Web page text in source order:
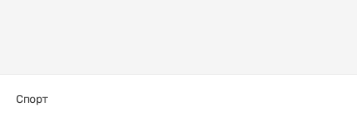
Спорт